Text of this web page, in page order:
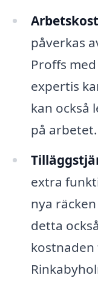
påverkas
Proffs
expertis
kan också
på arbetet.
extra
nya
detta